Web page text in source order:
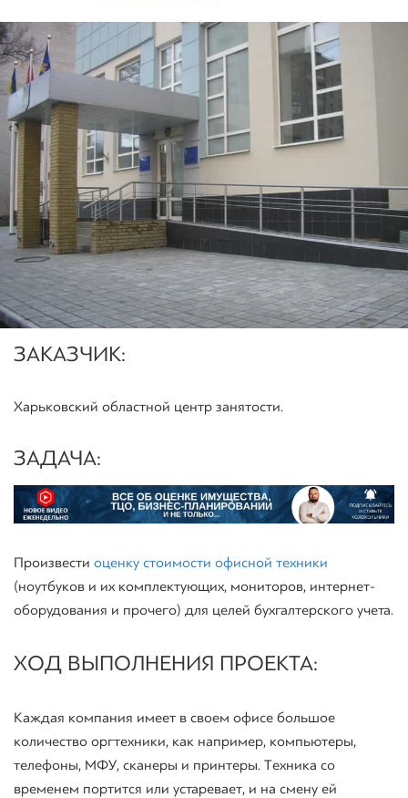
ЗАКАЗЧИК:
Харьковский областной центр занятости.
ЗАДАЧА:
Произвести оценку стоимости офисной техники
(ноутбуков и их комплектующих, мониторов, интернет-
оборудования и прочего) для целей бухгалтерского учета.
ХОД ВЫПОЛНЕНИЯ ПРОЕКТА:
Каждая компания имеет в своем офисе большое
количество оргтехники, как например, компьютеры,
телефоны, МФУ, сканеры и принтеры. Техника со
временем портится или устаревает, и на смену ей